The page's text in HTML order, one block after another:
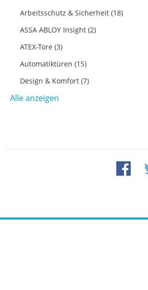
Arbeitsschutz & Sicherheit (18)
ASSA ABLOY Insight (2)
ATEX-Tore (3)
Automatiktüren (15)
Design & Komfort (7)
Alle anzeigen